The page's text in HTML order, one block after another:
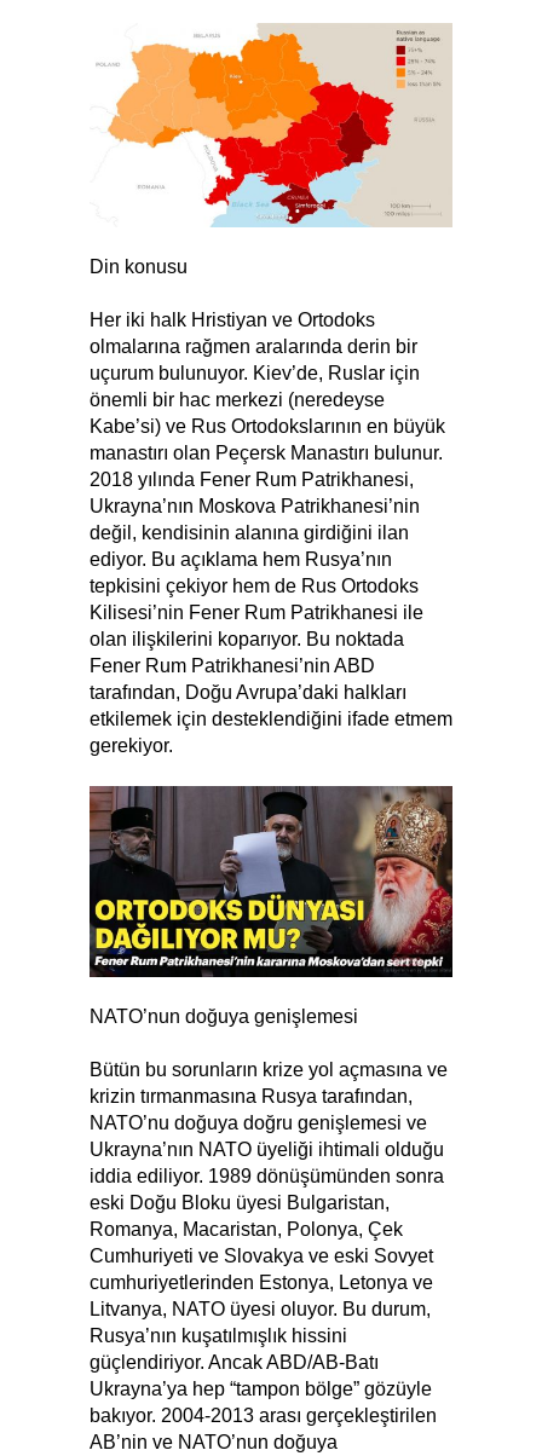
Din konusu
Her iki halk Hristiyan ve Ortodoks
olmalarına rağmen aralarında derin bir
uçurum bulunuyor. Kiev’de, Ruslar için
önemli bir hac merkezi (neredeyse
Kabe’si) ve Rus Ortodokslarının en büyük
manastırı olan Peçersk Manastırı bulunur.
2018 yılında Fener Rum Patrikhanesi,
Ukrayna’nın Moskova Patrikhanesi’nin
değil, kendisinin alanına girdiğini ilan
ediyor. Bu açıklama hem Rusya’nın
tepkisini çekiyor hem de Rus Ortodoks
Kilisesi’nin Fener Rum Patrikhanesi ile
olan ilişkilerini koparıyor. Bu noktada
Fener Rum Patrikhanesi’nin ABD
tarafından, Doğu Avrupa’daki halkları
etkilemek için desteklendiğini ifade etmem
gerekiyor.
NATO’nun doğuya genişlemesi
Bütün bu sorunların krize yol açmasına ve
krizin tırmanmasına Rusya tarafından,
NATO’nu doğuya doğru genişlemesi ve
Ukrayna’nın NATO üyeliği ihtimali olduğu
iddia ediliyor. 1989 dönüşümünden sonra
eski Doğu Bloku üyesi Bulgaristan,
Romanya, Macaristan, Polonya, Çek
Cumhuriyeti ve Slovakya ve eski Sovyet
cumhuriyetlerinden Estonya, Letonya ve
Litvanya, NATO üyesi oluyor. Bu durum,
Rusya’nın kuşatılmışlık hissini
güçlendiriyor. Ancak ABD/AB-Batı
Ukrayna’ya hep “tampon bölge” gözüyle
bakıyor. 2004-2013 arası gerçekleştirilen
AB’nin ve NATO’nun doğuya